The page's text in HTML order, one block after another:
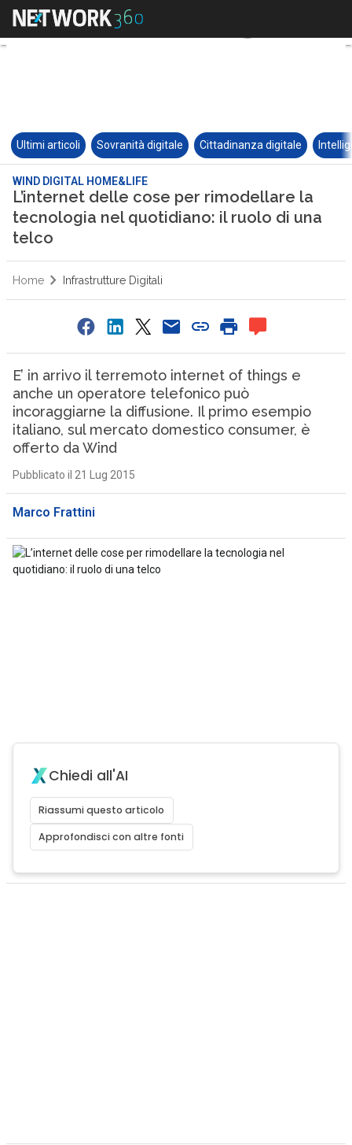
Ultimi articoli Sovranità digitale Cittadinanza digitale
WIND DIGITAL HOME&LIFE
L’internet delle cose per rimodellare la
tecnologia nel quotidiano: il ruolo di una
telco
Home Infrastrutture Digitali
E’ in arrivo il terremoto internet of things e
anche un operatore telefonico può
incoraggiarne la diffusione. Il primo esempio
italiano, sul mercato domestico consumer, è
offerto da Wind
Pubblicato il 21 Lug 2015
Marco Frattini
Chiedi all'AI
Riassumi questo articolo
Approfondisci con altre fonti